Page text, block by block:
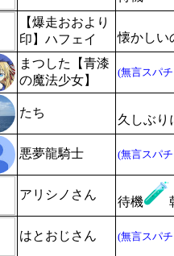
​【爆走おおより
印】ハフェイ
懐かしい
まつした【青漆
の魔法少女】
(無言スパ
たち
久しぶり
悪夢龍騎士 (無言スパ
アリシノさん
待機
はとおじさん (無言スパ